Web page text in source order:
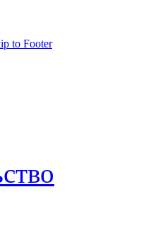
to Footer